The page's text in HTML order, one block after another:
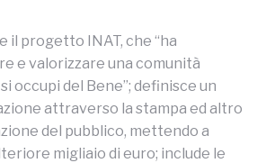
il progetto INAT, che “ha
e valorizzare una comunità
occupi del Bene”; definisce un
attraverso la stampa ed altro
del pubblico, mettendo a
migliaio di euro; include le